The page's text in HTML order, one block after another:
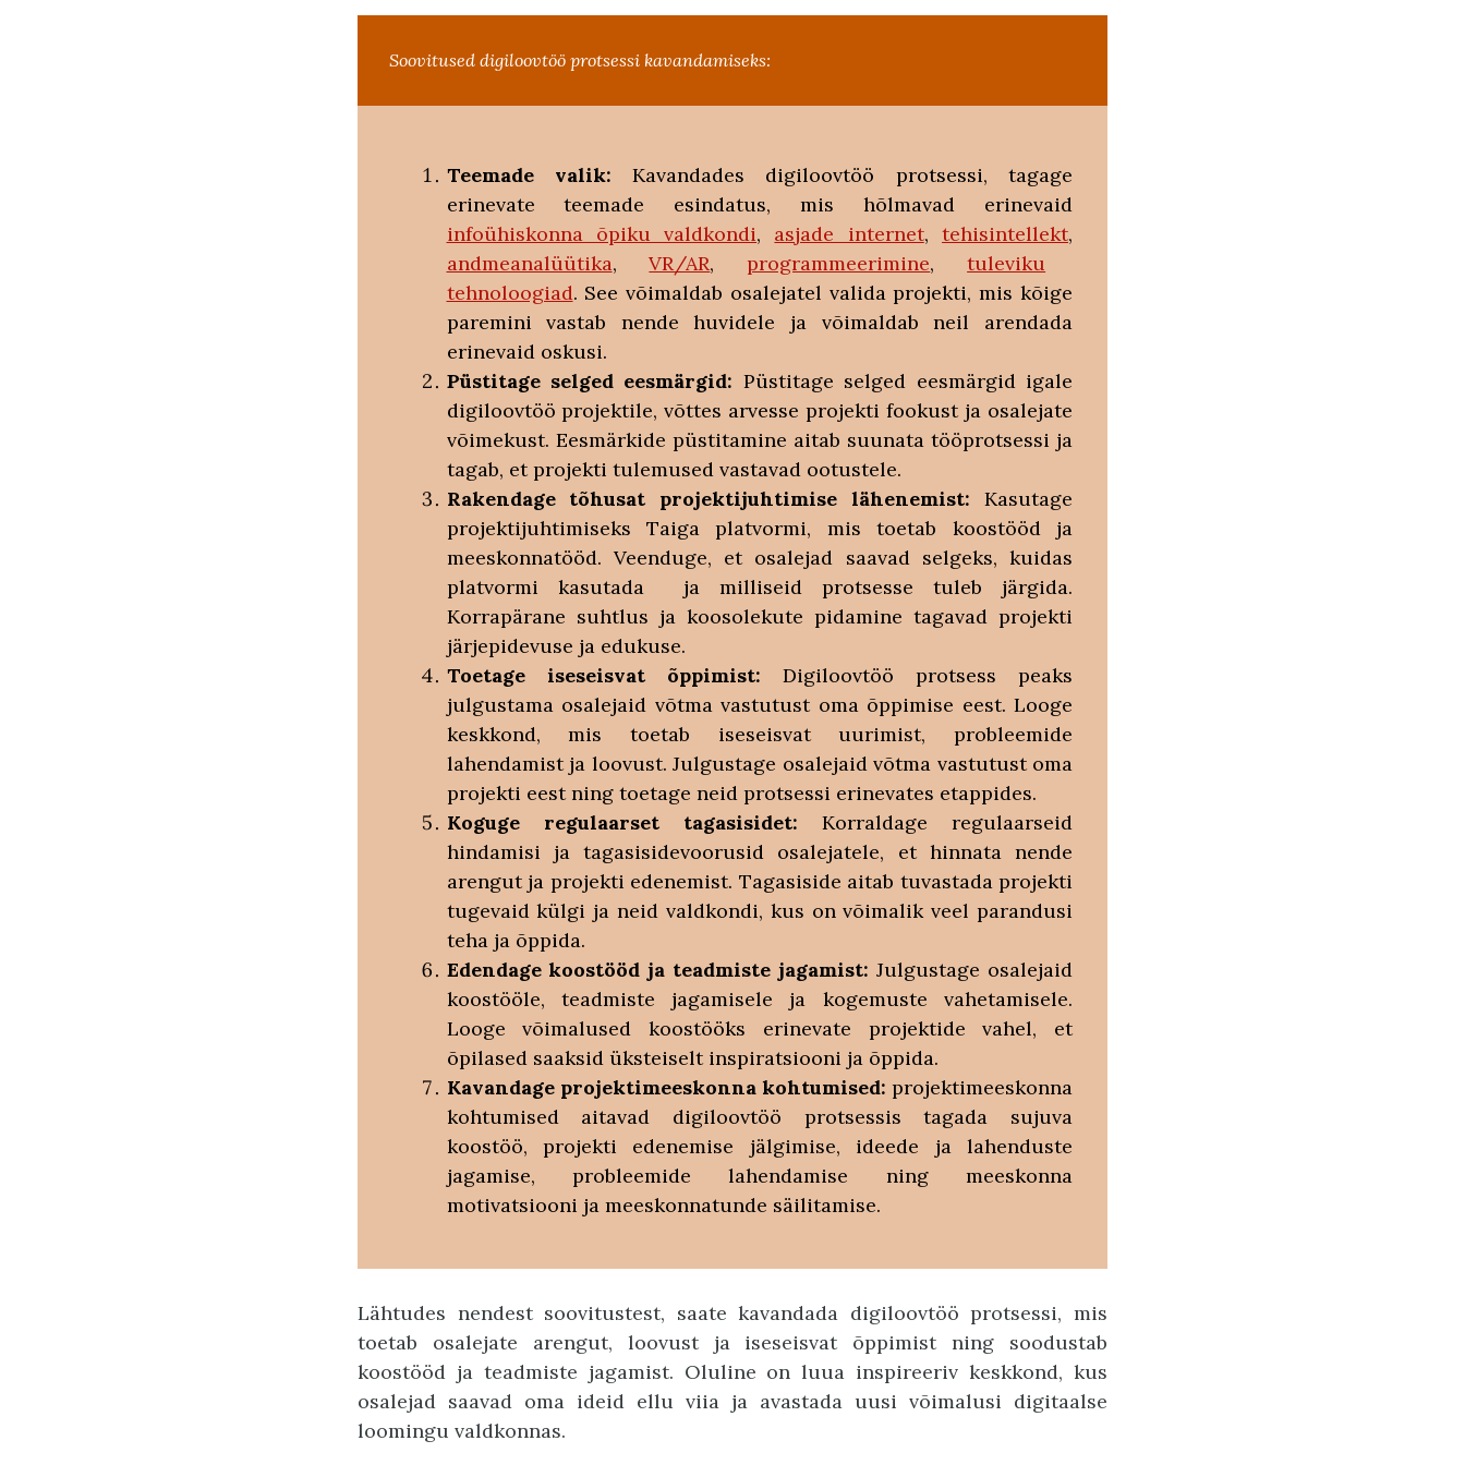
Soovitused digiloovtöö protsessi kavandamiseks:
Teemade valik: Kavandades digiloovtöö protsessi, tagage
erinevate teemade esindatus, mis hõlmavad erinevaid
infoühiskonna õpiku valdkondi, asjade internet,tehisintellekt,
andmeanalüütika,VR/AR,programmeerimine,tuleviku
tehnoloogiad. See võimaldab osalejatel valida projekti, mis kõige
paremini vastab nende huvidele ja võimaldab neil arendada
erinevaid oskusi.
Püstitage selged eesmärgid: Püstitage selged eesmärgid igale
digiloovtöö projektile, võttes arvesse projekti fookust ja osalejate
võimekust. Eesmärkide püstitamine aitab suunata tööprotsessi ja
tagab, et projekti tulemused vastavad ootustele.
Rakendage tõhusat projektijuhtimise lähenemist: Kasutage
projektijuhtimiseks Taiga platvormi, mis toetab koostööd ja
meeskonnatööd. Veenduge, et osalejad saavad selgeks, kuidas
platvormi kasutada ja milliseid protsesse tuleb järgida.
Korrapärane suhtlus ja koosolekute pidamine tagavad projekti
järjepidevuse ja edukuse.
Toetage iseseisvat õppimist: Digiloovtöö protsess peaks
julgustama osalejaid võtma vastutust oma õppimise eest. Looge
keskkond, mis toetab iseseisvat uurimist, probleemide
lahendamist ja loovust. Julgustage osalejaid võtma vastutust oma
projekti eest ning toetage neid protsessi erinevates etappides.
Koguge regulaarset tagasisidet: Korraldage regulaarseid
hindamisi ja tagasisidevoorusid osalejatele, et hinnata nende
arengut ja projekti edenemist. Tagasiside aitab tuvastada projekti
tugevaid külgi ja neid valdkondi, kus on võimalik veel parandusi
teha ja õppida.
Edendage koostööd ja teadmiste jagamist: Julgustage osalejaid
koostööle, teadmiste jagamisele ja kogemuste vahetamisele.
Looge võimalused koostööks erinevate projektide vahel, et
õpilased saaksid üksteiselt inspiratsiooni ja õppida.
Kavandage projektimeeskonna kohtumised: projektimeeskonna
kohtumised aitavad digiloovtöö protsessis tagada sujuva
koostöö, projekti edenemise jälgimise, ideede ja lahenduste
jagamise, probleemide lahendamise ning meeskonna
motivatsiooni ja meeskonnatunde säilitamise.
Lähtudes nendest soovitustest, saate kavandada digiloovtöö protsessi, mis
toetab osalejate arengut, loovust ja iseseisvat õppimist ning soodustab
koostööd ja teadmiste jagamist. Oluline on luua inspireeriv keskkond, kus
osalejad saavad oma ideid ellu viia ja avastada uusi võimalusi digitaalse
loomingu valdkonnas.